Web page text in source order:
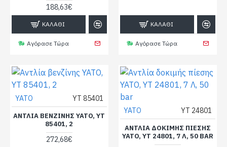
188,63€
ΚΑΛΆΘΙ
Αγόρασε Τώρα
ΚΑΛΆΘΙ
Αγόρασε Τώρα
YATO YT 85401
ΑΝΤΛΊΑ ΒΕΝΖΊΝΗΣ YATO, YT
85401, 2
272,68€
YATO YT 24801
ΑΝΤΛΊΑ ΔΟΚΙΜΉΣ ΠΊΕΣΗΣ
YATO, YT 24801, 7 Λ, 50 BAR